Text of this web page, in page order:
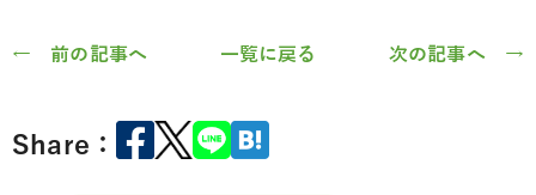
← 前の記事へ 一覧に戻る 次の記事へ →
Share：